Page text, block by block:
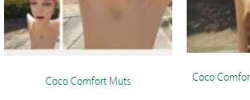
Coco Comfort Muts Coco